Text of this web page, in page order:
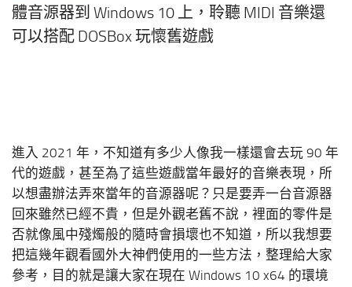
體音源器到 Windows 10 上，聆聽 MIDI 音樂還
可以搭配 DOSBox 玩懷舊遊戲
進入 2021 年，不知道有多少人像我一樣還會去玩 90 年
代的遊戲，甚至為了這些遊戲當年最好的音樂表現，所
以想盡辦法弄來當年的音源器呢？只是要弄一台音源器
回來雖然已經不貴，但是外觀老舊不說，裡面的零件是
否就像風中殘燭般的隨時會損壞也不知道，所以我想要
把這幾年觀看國外大神們使用的一些方法，整理給大家
參考，目的就是讓大家在現在 Windows 10 x64 的環境